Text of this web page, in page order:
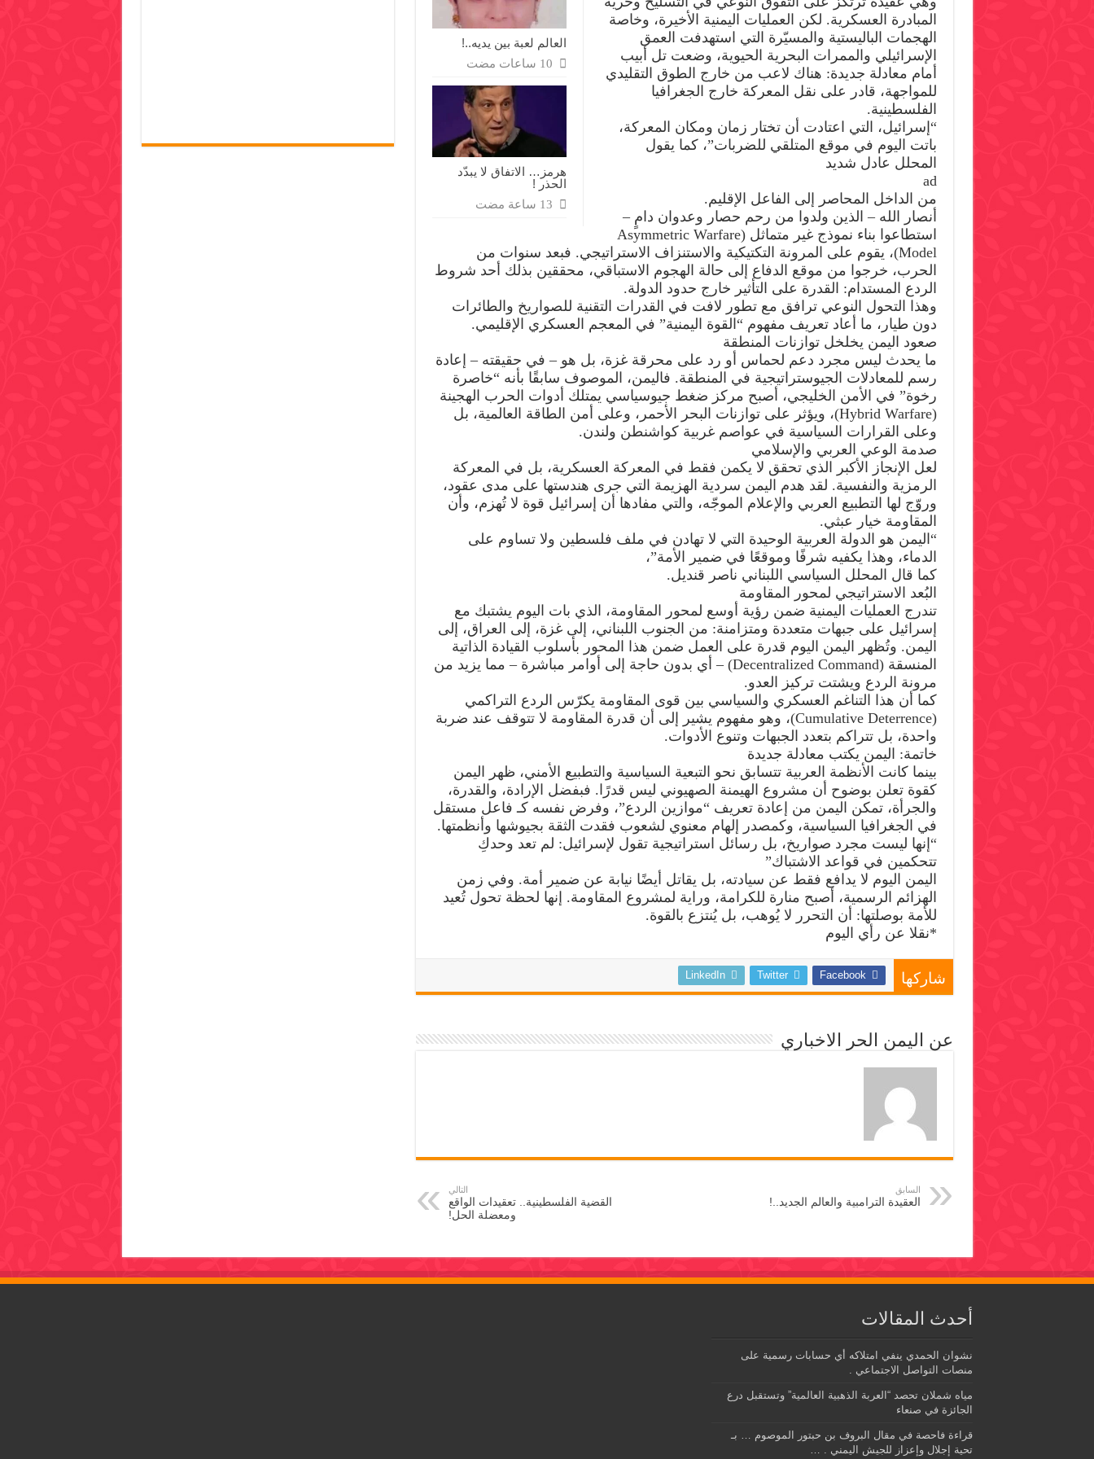
العالم لعبة بين يديه..!
هرمز… الاتفاق لا يبدّد
الحذر !
المبادرة العسكرية. لكن العمليات اليمنية الأخيرة، وخاصة
الهجمات الباليستية والمسيّرة التي استهدفت العمق
الإسرائيلي والممرات البحرية الحيوية، وضعت تل أبيب
أمام معادلة جديدة: هناك لاعب من خارج الطوق التقليدي
للمواجهة، قادر على نقل المعركة خارج الجغرافيا
الفلسطينية.
“إسرائيل، التي اعتادت أن تختار زمان ومكان المعركة،
باتت اليوم في موقع المتلقي للضربات”، كما يقول
المحلل عادل شديد
ad
من الداخل المحاصر إلى الفاعل الإقليم.
أنصار الله – الذين ولدوا من رحم حصار وعدوان دامٍ –
استطاعوا بناء نموذج غير متماثل (Asymmetric Warfare
Model)، يقوم على المرونة التكتيكية والاستنزاف الاستراتيجي. فبعد سنوات من
الحرب، خرجوا من موقع الدفاع إلى حالة الهجوم الاستباقي، محققين بذلك أحد شروط
الردع المستدام: القدرة على التأثير خارج حدود الدولة.
وهذا التحول النوعي ترافق مع تطور لافت في القدرات التقنية للصواريخ والطائرات
دون طيار، ما أعاد تعريف مفهوم “القوة اليمنية” في المعجم العسكري الإقليمي.
صعود اليمن يخلخل توازنات المنطقة
ما يحدث ليس مجرد دعم لحماس أو رد على محرقة غزة، بل هو – في حقيقته – إعادة
رسم للمعادلات الجيوستراتيجية في المنطقة. فاليمن، الموصوف سابقًا بأنه “خاصرة
رخوة” في الأمن الخليجي، أصبح مركز ضغط جيوسياسي يمتلك أدوات الحرب الهجينة
(Hybrid Warfare)، ويؤثر على توازنات البحر الأحمر، وعلى أمن الطاقة العالمية، بل
وعلى القرارات السياسية في عواصم غربية كواشنطن ولندن.
صدمة الوعي العربي والإسلامي
لعل الإنجاز الأكبر الذي تحقق لا يكمن فقط في المعركة العسكرية، بل في المعركة
الرمزية والنفسية. لقد هدم اليمن سردية الهزيمة التي جرى هندستها على مدى عقود،
وروّج لها التطبيع العربي والإعلام الموجّه، والتي مفادها أن إسرائيل قوة لا تُهزم، وأن
المقاومة خيار عبثي.
“اليمن هو الدولة العربية الوحيدة التي لا تهادن في ملف فلسطين ولا تساوم على
الدماء، وهذا يكفيه شرفًا وموقعًا في ضمير الأمة”،
كما قال المحلل السياسي اللبناني ناصر قنديل.
البُعد الاستراتيجي لمحور المقاومة
تندرج العمليات اليمنية ضمن رؤية أوسع لمحور المقاومة، الذي بات اليوم يشتبك مع
إسرائيل على جبهات متعددة ومتزامنة: من الجنوب اللبناني، إلى غزة، إلى العراق، إلى
اليمن. وتُظهر اليمن اليوم قدرة على العمل ضمن هذا المحور بأسلوب القيادة الذاتية
المنسقة (Decentralized Command) – أي بدون حاجة إلى أوامر مباشرة – مما يزيد من
مرونة الردع ويشتت تركيز العدو.
كما أن هذا التناغم العسكري والسياسي بين قوى المقاومة يكرّس الردع التراكمي
(Cumulative Deterrence)، وهو مفهوم يشير إلى أن قدرة المقاومة لا تتوقف عند ضربة
واحدة، بل تتراكم بتعدد الجبهات وتنوع الأدوات.
خاتمة: اليمن يكتب معادلة جديدة
بينما كانت الأنظمة العربية تتسابق نحو التبعية السياسية والتطبيع الأمني، ظهر اليمن
كقوة تعلن بوضوح أن مشروع الهيمنة الصهيوني ليس قدرًا. فبفضل الإرادة، والقدرة،
والجرأة، تمكن اليمن من إعادة تعريف “موازين الردع”، وفرض نفسه كـ فاعل مستقل
في الجغرافيا السياسية، وكمصدر إلهام معنوي لشعوب فقدت الثقة بجيوشها وأنظمتها.
“إنها ليست مجرد صواريخ، بل رسائل استراتيجية تقول لإسرائيل: لم تعد وحدكِ
تتحكمين في قواعد الاشتباك”
اليمن اليوم لا يدافع فقط عن سيادته، بل يقاتل أيضًا نيابة عن ضمير أمة. وفي زمن
الهزائم الرسمية، أصبح منارة للكرامة، وراية لمشروع المقاومة. إنها لحظة تحول تُعيد
للأمة بوصلتها: أن التحرر لا يُوهب، بل يُنتزع بالقوة.
*نقلا عن رأي اليوم
شاركها Facebook
Twitter
LinkedIn
عن اليمن الحر الاخباري
السابق
العقيدة الترامبية والعالم الجديد..!
التالي
القضية الفلسطينية.. تعقيدات الواقع
ومعضلة الحل!
أحدث المقالات
نشوان الحمدي ينفي امتلاكه أي حسابات رسمية على
منصات التواصل الاجتماعي .
مياه شملان تحصد “العربة الذهبية العالمية” وتستقبل درع
الجائزة في صنعاء
قراءة فاحصة في مقال البروف بن حبتور الموصوم … بـ
تحية إجلال وإعزاز للجيش اليمني . …